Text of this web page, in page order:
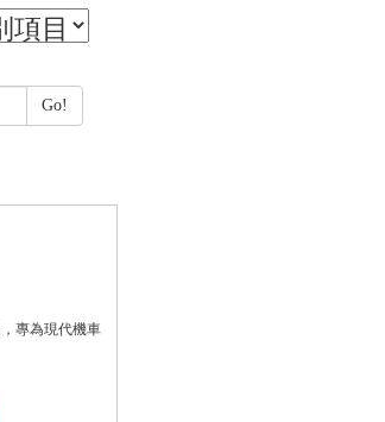
Go!
專為現代機車